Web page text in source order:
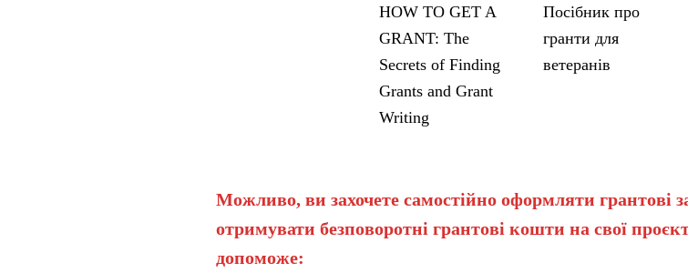
HOW TO GET A
GRANT: The
Secrets of Finding
Grants and Grant
Writing
Посібник про
гранти для
ветеранів
Можливо, ви захочете самостійно оформляти грантові
отримувати безповоротні грантові кошти на свої
допоможе: